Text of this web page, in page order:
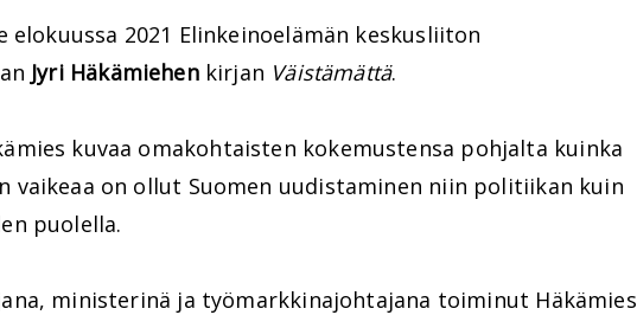
elokuussa 2021 Elinkeinoelämän keskusliiton
Jyri Häkämiehenkirjan Väistämättä.
kuvaa omakohtaisten kokemustensa pohjalta kuinka
vaikeaa on ollut Suomen uudistaminen niin politiikan kuin
puolella.
ministerinä ja työmarkkinajohtajana toiminut Häkämies